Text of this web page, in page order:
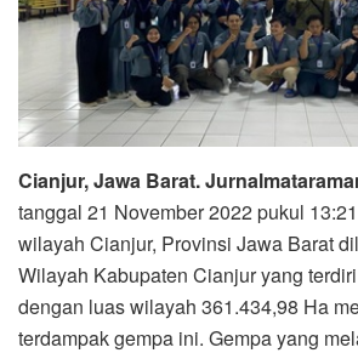
Cianjur, Jawa Barat.
tanggal 21 November 2022 pukul
wilayah Cianjur, Provinsi Jawa Barat
Wilayah Kabupaten Cianjur yang
dengan luas wilayah 361.434,98 Ha
terdampak gempa ini. Gempa yang